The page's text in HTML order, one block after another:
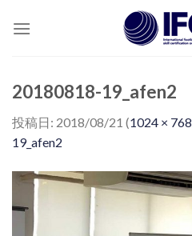
20180818-19_afen2
投稿日: 2018/08/21 (1024 × 768
19_afen2